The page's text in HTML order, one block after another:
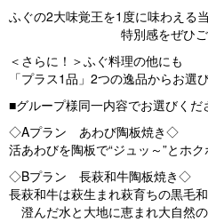
ふぐの2大味覚王を1度に味わえる
特別感をぜひご体感
＜さらに！＞ふぐ料理の他にも
「プラス1品」2つの逸品からお選
■グループ様同一内容でお選びくだ
◇Aプラン あわび陶板焼き◇
活あわびを陶板で“ジュッ～”と
◇Bプラン 長萩和牛陶板焼き◇
長萩和牛は萩生まれ萩育ちの黒毛和
澄んだ水と大地に恵まれ大自然